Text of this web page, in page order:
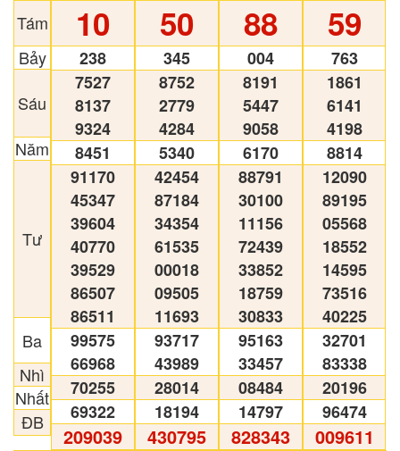
Tám
Bảy
Sáu
Năm
Tư
Ba
Nhì
Nhất
ĐB
10
238
7527
8137
9324
8451
91170
45347
39604
40770
39529
86507
86511
99575
66968
70255
69322
209039
50
345
8752
2779
4284
5340
42454
87184
34354
61535
00018
09505
11693
93717
43989
28014
18194
430795
88
004
8191
5447
9058
6170
88791
30100
11156
72439
33852
18759
30833
95163
33457
08484
14797
828343
59
763
1861
6141
4198
8814
12090
89195
05568
18552
14595
73516
40225
32701
83338
20196
96474
009611